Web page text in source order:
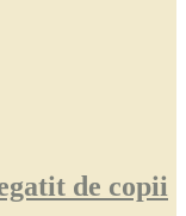
de copii